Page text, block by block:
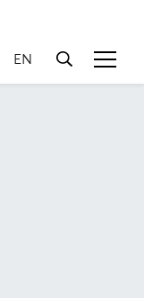
EN